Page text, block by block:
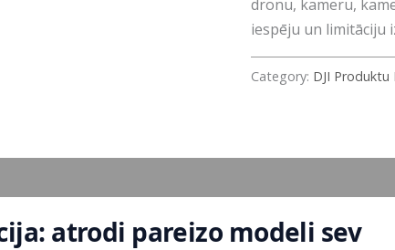
dronu, kameru,
iespēju un limitāciju
Category: DJI Produktu
atrodi pareizo modeli sev